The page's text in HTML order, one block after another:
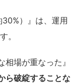
）』は、運用
。
場が重なった』
ら破綻することな